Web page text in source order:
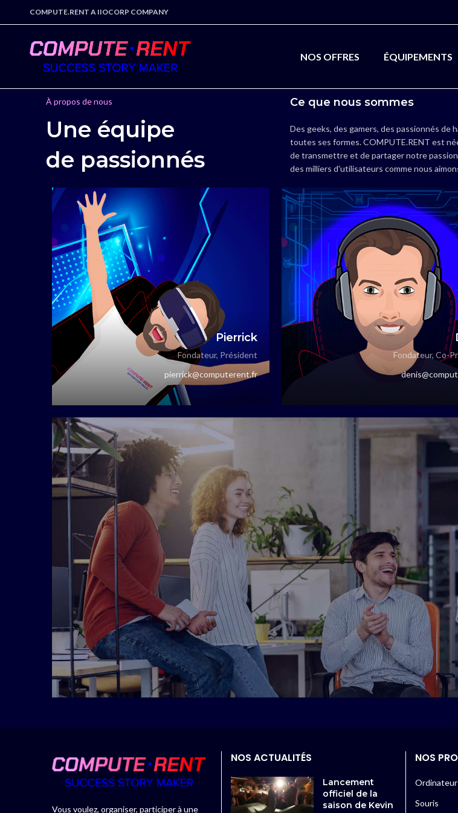
COMPUTE.RENT A IIOCORP COMPANY
NOS OFFRES ÉQUIPEMENTS
À propos de nous
Une équipe
de passionnés
Ce que nous sommes
Des geeks, des gamers, des passionnés de
toutes ses formes. COMPUTE.RENT est
de transmettre et de partager notre
des milliers d'utilisateurs comme nous
Pierrick
Fondateur, Président
pierrick@computerent.fr
Fondateur, Co-
Vous voulez, organiser, participer à une
NOS ACTUALITÉS
Lancement
officiel de la
saison de Kevin
NOS
Souris